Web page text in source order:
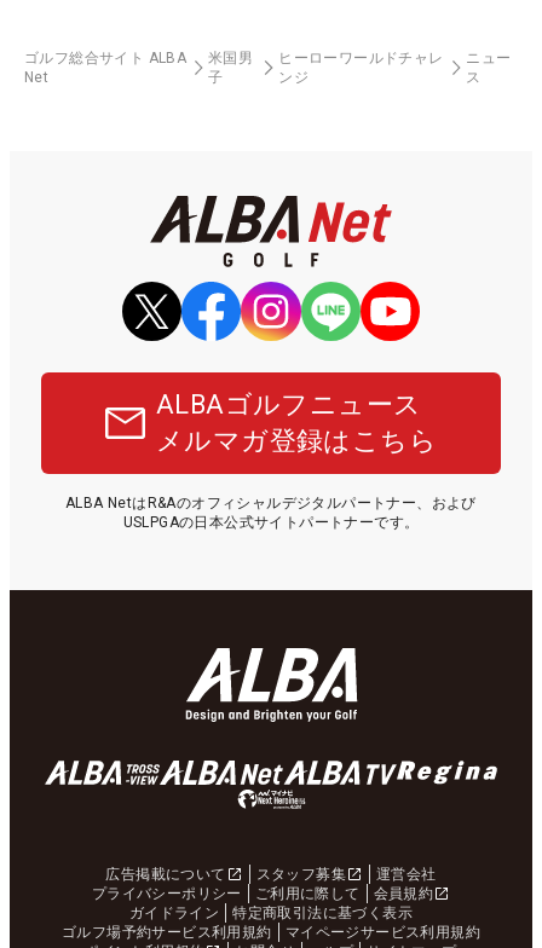
ゴルフ総合サイト ALBA
Net
米国男
子
ヒーローワールドチャレ
ンジ
ニュー
ス
ALBAゴルフニュース
メルマガ登録はこちら
ALBA NetはR&Aのオフィシャルデジタルパートナー、および
USLPGAの日本公式サイトパートナーです。
広告掲載について スタッフ募集
運営会社
プライバシーポリシー
ご利用に際して
会員規約
ガイドライン
特定商取引法に基づく表示
ゴルフ場予約サービス利用規約
マイページサービス利用規約